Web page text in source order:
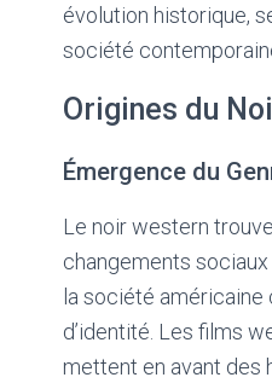
évolution historique,
société
Origines du
Émergence du
Le noir western
changements
la société
d’identité. Les films
mettent en avant des